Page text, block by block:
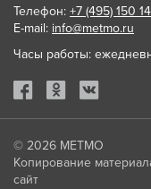
Телефон: +7 (495) 150
E-mail: info@metmo.ru
Часы работы:
© 2026 МЕТМО
Копирование
сайт